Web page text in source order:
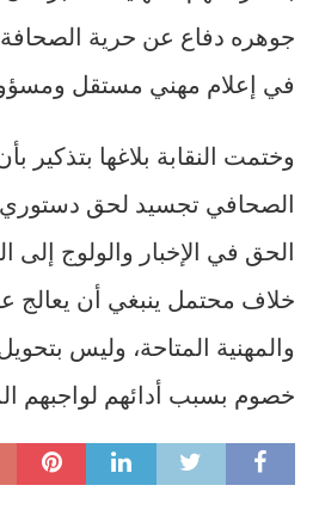
جوهره دفاع عن حرية
في إعلام مهني مستقل
وختمت النقابة بلاغها بتذكير
الصحافي تجسيد لحق
الحق في الإخبار والولوج إلى
خلاف محتمل ينبغي أن يعالج
والمهنية المتاحة، وليس
خصوم بسبب أدائهم لواجبهم